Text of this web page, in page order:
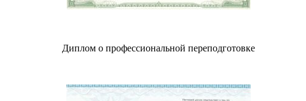
Диплом о профессиональной переподготовке